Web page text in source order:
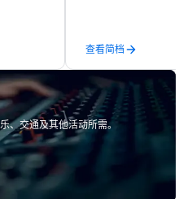
staff;
travel
查看简档
、交通及其他活动所需。